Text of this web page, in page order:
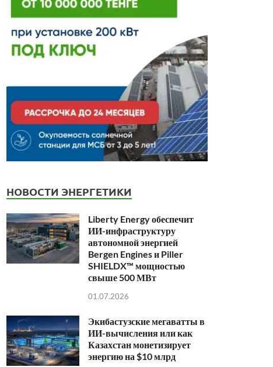
НОВОСТИ ЭНЕРГЕТИКИ
Liberty Energy обеспечит
ИИ-инфраструктуру
автономной энергией
Bergen Engines и Piller
SHIELDX™ мощностью
свыше 500 МВт
01.07.2026
Экибастузские мегаватты в
ИИ-вычисления или как
Казахстан монетизирует
энергию на $10 млрд